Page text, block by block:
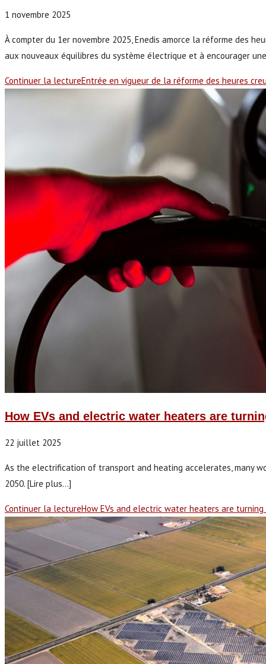
1 novembre 2025
À compter du 1er novembre 2025, Enedis amorce la réforme des
aux nouveaux équilibres du système électrique et à encourager
Continuer la lectureEntrée en vigueur de la réforme des heures
How EVs and electric water heaters are
22 juillet 2025
As the electrification of transport and heating accelerates, many
2050. [Lire plus...]
Continuer la lectureHow EVs and electric water heaters are